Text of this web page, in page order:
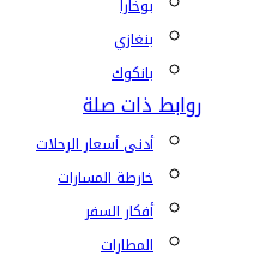
بوخارا
بنغازي
بانكوك
روابط ذات صلة
أدنى أسعار الرحلات
خارطة المسارات
أفكار السفر
المطارات